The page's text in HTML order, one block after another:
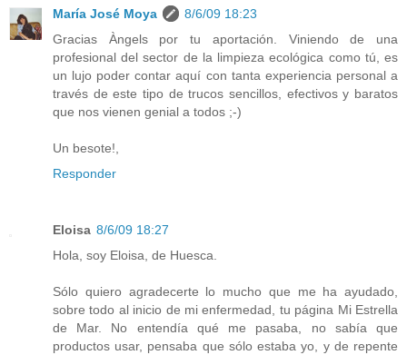
María José Moya
8/6/09 18:23
Gracias Àngels por tu aportación. Viniendo de una
profesional del sector de la limpieza ecológica como tú, es
un lujo poder contar aquí con tanta experiencia personal a
través de este tipo de trucos sencillos, efectivos y baratos
que nos vienen genial a todos ;-)
Un besote!,
Responder
Eloisa 8/6/09 18:27
Hola, soy Eloisa, de Huesca.
Sólo quiero agradecerte lo mucho que me ha ayudado,
sobre todo al inicio de mi enfermedad, tu página Mi Estrella
de Mar. No entendía qué me pasaba, no sabía que
productos usar, pensaba que sólo estaba yo, y de repente